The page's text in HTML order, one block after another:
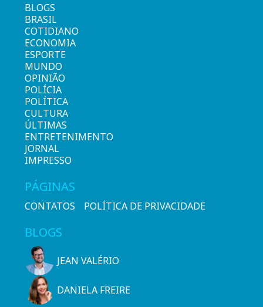
BLOGS
BRASIL
COTIDIANO
ECONOMIA
ESPORTE
MUNDO
OPINIÃO
POLÍCIA
POLÍTICA
CULTURA
ÚLTIMAS
ENTRETENIMENTO
JORNAL
IMPRESSO
PÁGINAS
CONTATOS POLÍTICA DE PRIVACIDADE
BLOGS
JEAN VALÉRIO
DANIELA FREIRE